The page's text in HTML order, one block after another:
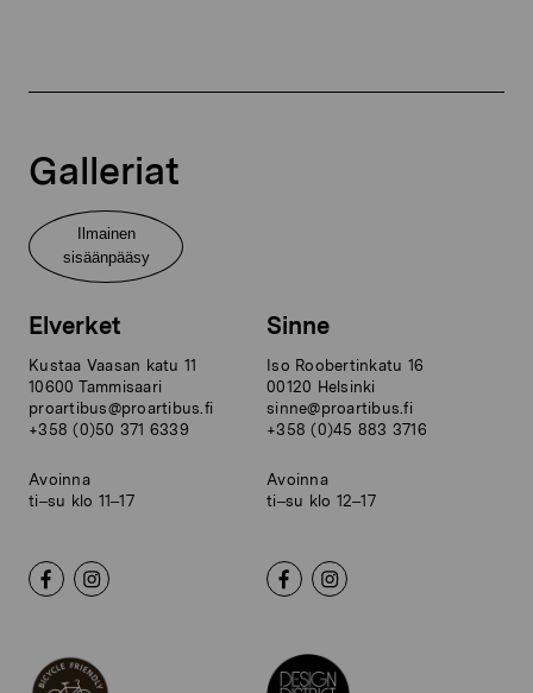
Galleriat
Ilmainen
sisäänpääsy
Elverket
Kustaa Vaasan katu 11
10600 Tammisaari
proartibus@proartibus.fi
+358 (0)50 371 6339
Avoinna
ti–su klo 11–17
Sinne
Iso Roobertinkatu 16
00120 Helsinki
sinne@proartibus.fi
+358 (0)45 883 3716
Avoinna
ti–su klo 12–17